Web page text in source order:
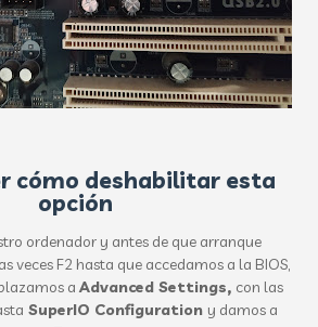
cómo deshabilitar esta
opción
ordenador y antes de que arranque
veces F2 hasta que accedamos a la BIOS,
a Advanced Settings, con las
SuperIO Configuration y damos a